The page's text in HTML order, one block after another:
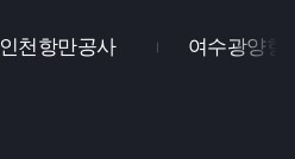
인천항만공사 여수광양항